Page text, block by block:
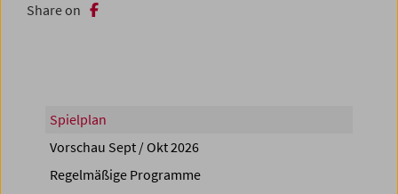
Share on
Spielplan
Vorschau Sept / Okt 2026
Regelmäßige Programme